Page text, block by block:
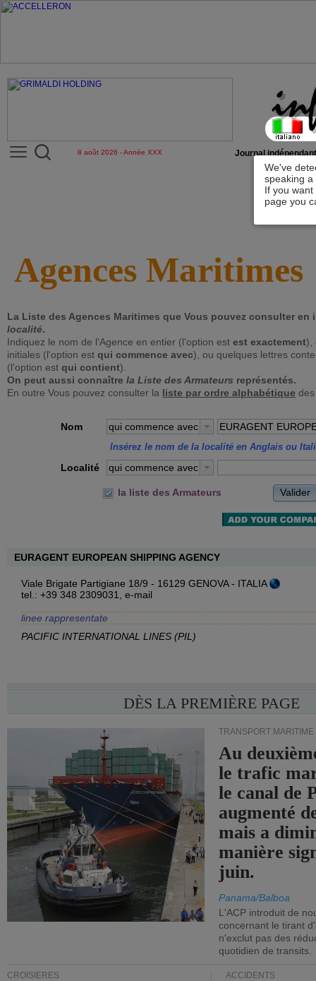
We've
speaking
If you
page you
8 août 2026 - Année XXX Journal
Agences Maritimes
La Liste des Agences Maritimes que Vous pouvez consulter
localité.
Indiquez le nom de l'Agence en entier (l'option est est exactement),
initiales (l'option est qui commence avec), ou quelques lettres
(l'option est qui contient).
On peut aussi connaître la Liste des Armateurs représentés.
En outre Vous pouvez consulter la liste par ordre alphabétique
Nom qui commence avec
Insérez le nom de la localité en Anglais ou
Localité qui commence avec
la liste des Armateurs Valider
EURAGENT EUROPEAN SHIPPING AGENCY
Viale Brigate Partigiane 18/9 - 16129 GENOVA - ITALIA
tel.: +39 348 2309031, e-mail
linee rappresentate
PACIFIC INTERNATIONAL LINES (PIL)
DÈS LA PREMIÈRE PAGE
TRANSPORT MARITIME
Au
le trafic
le canal de
augmenté
mais a
manière
juin.
Panama/Balboa
L'ACP introduit de
concernant le tirant
n'exclut pas des
quotidien de transits.
CROISIÈRES ACCIDENTS